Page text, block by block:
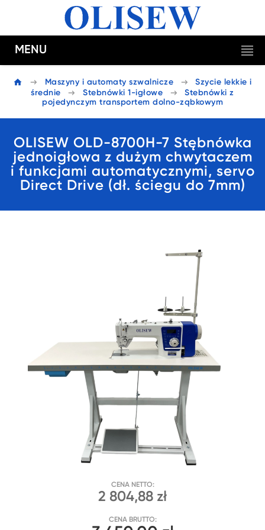
MENU
Maszyny i automaty szwalnicze
Szycie lekkie i
średnie
Stebnówki 1-igłowe
Stebnówki z
pojedynczym transportem dolno-ząbkowym
OLISEW OLD-8700H-7 Stębnówka
jednoigłowa z dużym chwytaczem
i funkcjami automatycznymi, servo
Direct Drive (dł. ściegu do 7mm)
CENA NETTO:
2 804,88 zł
CENA BRUTTO: